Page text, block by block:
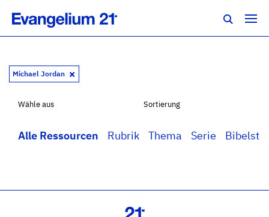
Michael Jordan
Wähle aus
Alle Ressourcen Rubrik Thema Serie
Sortierung